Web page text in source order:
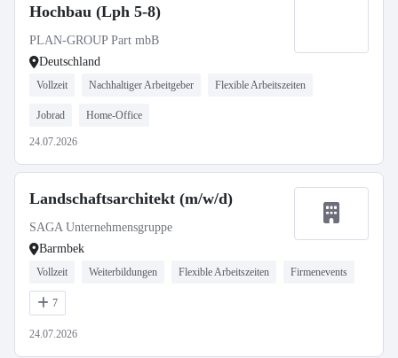
Hochbau (Lph 5-8)
PLAN-GROUP Part mbB
Deutschland
Vollzeit Nachhaltiger Arbeitgeber Flexible Arbeitszeiten
Jobrad Home-Office
24.07.2026
Landschaftsarchitekt (m/w/d)
SAGA Unternehmensgruppe
Barmbek
Vollzeit Weiterbildungen Flexible Arbeitszeiten Firmenevents
7
24.07.2026